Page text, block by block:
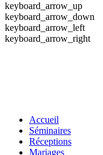
keyboard_arrow_up
keyboard_arrow_down
keyboard_arrow_left
keyboard_arrow_right
Accueil
Séminaires
Réceptions
Mariages